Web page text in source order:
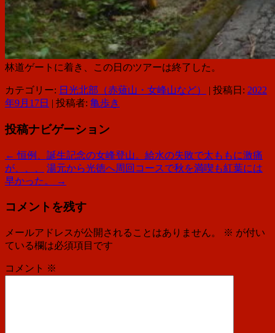
林道ゲートに着き、この日のツアーは終了した。
カテゴリー: 日光北部（赤薙山・女峰山など） | 投稿日: 2022
年9月17日 | 投稿者: 亀歩き
投稿ナビゲーション
← 恒例、誕生記念の女峰登山。給水の失敗で太ももに激痛
が、、、
湯元から光徳へ周回コースで秋を満喫も紅葉には
早かった。
→
コメントを残す
メールアドレスが公開されることはありません。 ※ が付い
ている欄は必須項目です
コメント ※